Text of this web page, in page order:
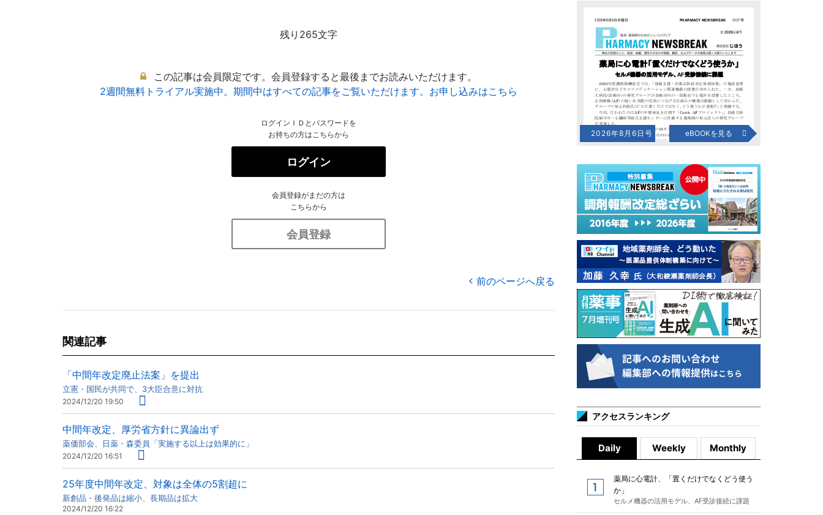
残り265文字
この記事は会員限定です。会員登録すると最後までお読みいただけます。
2週間無料トライアル実施中。期間中はすべての記事をご覧いただけます。お申し込みはこちら
ログインＩＤとパスワードを
お持ちの方はこちらから
ログイン
会員登録がまだの方は
こちらから
会員登録
前のページへ戻る
関連記事
「中間年改定廃止法案」を提出
立憲・国民が共同で、3大臣合意に対抗
2024/12/20 19:50
中間年改定、厚労省方針に異論出ず
薬価部会、日薬・森委員「実施する以上は効果的に」
2024/12/20 16:51
25年度中間年改定、対象は全体の5割超に
新創品・後発品は縮小、長期品は拡大
2024/12/20 16:22
2026年8月6日号 eBOOKを見る
アクセスランキング
Daily Weekly Monthly
薬局に心電計、「置くだけでなくどう使う
か」
セルメ機器の活用モデル、AF受診接続に課題